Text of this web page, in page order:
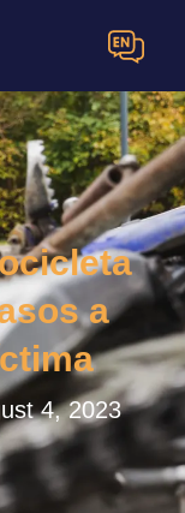
EN
a
4, 2023